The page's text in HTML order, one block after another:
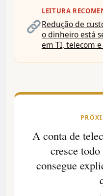
LEITURA
Redução de
o dinheiro está
em TI, telecom
A conta de
cresce
consegue